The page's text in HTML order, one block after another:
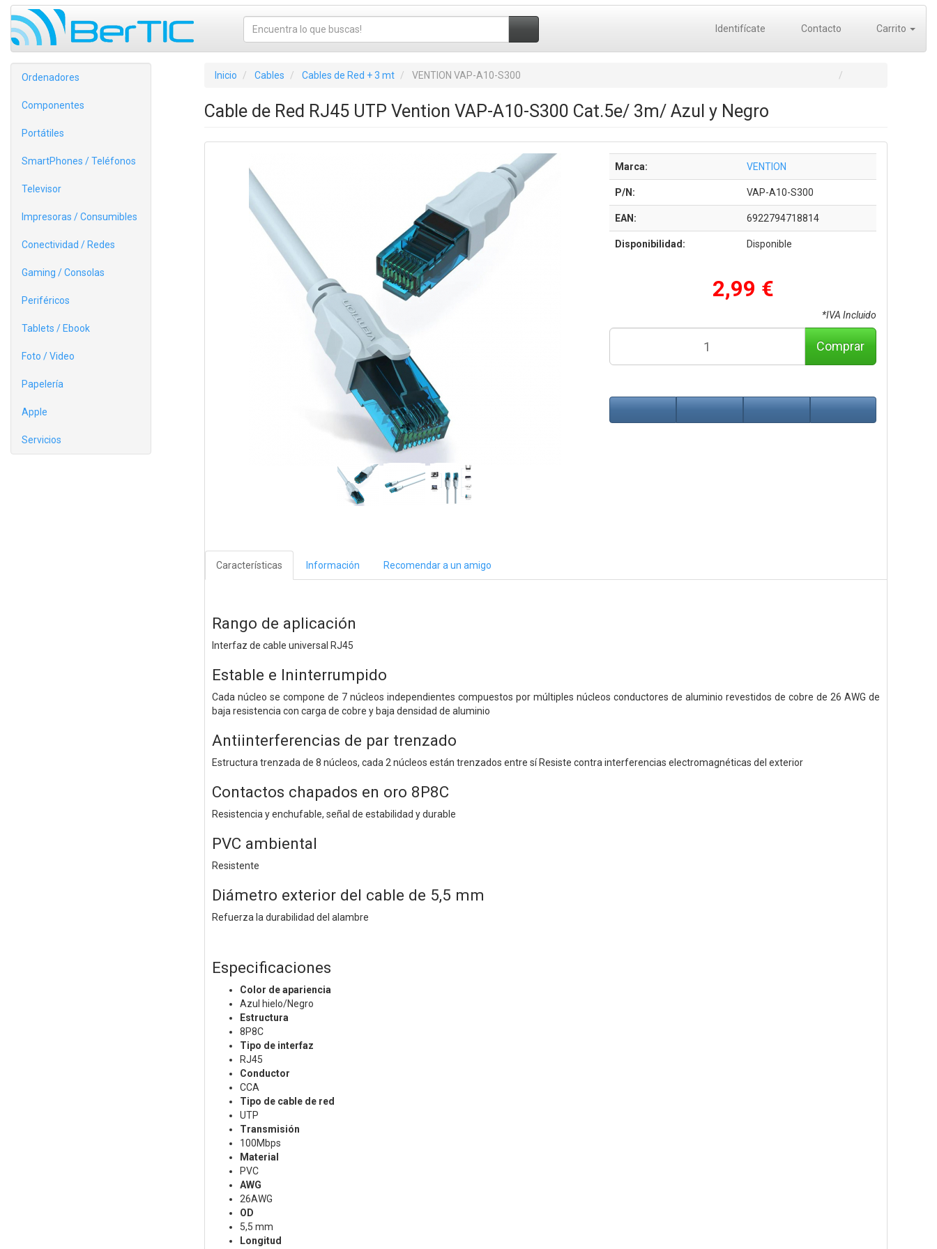
Identifícate Contacto Carrito
Ordenadores
Componentes
Portátiles
SmartPhones / Teléfonos
Televisor
Impresoras / Consumibles
Conectividad / Redes
Gaming / Consolas
Periféricos
Tablets / Ebook
Foto / Video
Papelería
Apple
Servicios
Inicio Cables Cables de Red + 3 mt VENTION VAP-A10-S300
Cable de Red RJ45 UTP Vention VAP-A10-S300 Cat.5e/ 3m/ Azul y Negro
Marca: VENTION
P/N: VAP-A10-S300
EAN: 6922794718814
Disponibilidad: Disponible
2,99 €
*IVA Incluido
Comprar
Características Información Recomendar a un amigo
Rango de aplicación
Interfaz de cable universal RJ45
Estable e Ininterrumpido
Cada núcleo se compone de 7 núcleos independientes compuestos por múltiples núcleos conductores de aluminio revestidos de cobre de 26 AWG de
baja resistencia con carga de cobre y baja densidad de aluminio
Antiinterferencias de par trenzado
Estructura trenzada de 8 núcleos, cada 2 núcleos están trenzados entre sí Resiste contra interferencias electromagnéticas del exterior
Contactos chapados en oro 8P8C
Resistencia y enchufable, señal de estabilidad y durable
PVC ambiental
Resistente
Diámetro exterior del cable de 5,5 mm
Refuerza la durabilidad del alambre
Especificaciones
Color de apariencia
Azul hielo/Negro
Estructura
8P8C
Tipo de interfaz
RJ45
Conductor
CCA
Tipo de cable de red
UTP
Transmisión
100Mbps
Material
PVC
AWG
26AWG
OD
5,5 mm
Longitud